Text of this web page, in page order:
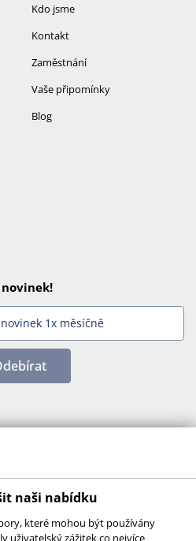
Kdo jsme
Kontakt
Zaměstnání
Vaše připomínky
Blog
novinek!
naši nabídku
které mohou být používány
uživatelský zážitek co nejvíce